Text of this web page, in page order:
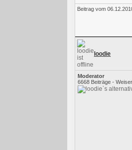
Beitrag vom
loodie
Moderator
6668 Beiträge -